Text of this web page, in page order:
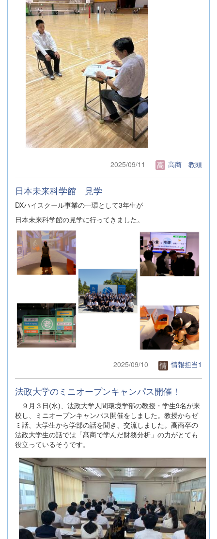
2025/09/11 高商 教頭
日本未来科学館 見学
DXハイスクール事業の一環として3年生が
日本未来科学館の見学に行ってきました。
2025/09/10 情報担当1
法政大学のミニオープンキャンパス開催！
９月３日(水)、法政大学人間環境学部の教授・学生9名が来
校し、ミニオープンキャンパス開催をしました。教授からゼ
ミ話、大学生から学部の話を聞き、交流しました。高商卒の
法政大学生の話では「髙商で学んだ財務分析」の力がとても
役立っているそうです。